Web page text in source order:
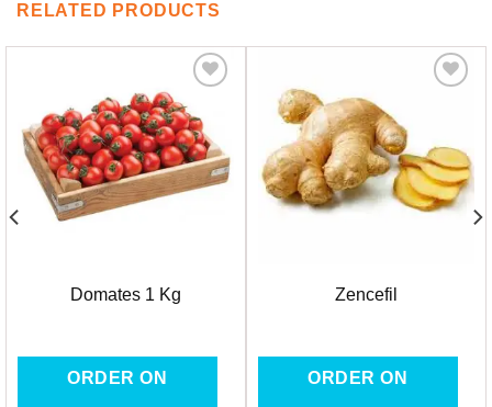
RELATED PRODUCTS
Favorilere
Ekle
Domates 1 Kg
ORDER ON
Zencefil
ORDER ON